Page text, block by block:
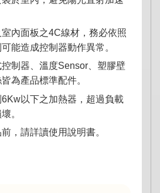
內面板之4C線材，務必依照
能造成控制器動作異常。
制器、溫度Sensor、塑膠壁
為產品標準配件。
以下之加熱器，超過負載
。
，請詳讀使用說明書。